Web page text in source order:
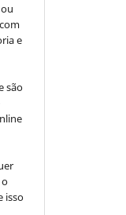
e
são
isso